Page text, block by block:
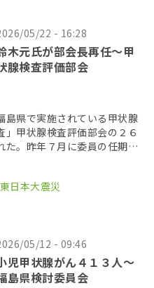
05/22 - 16:28
木元氏が部会長再任〜甲
腺検査評価部会
島県で実施されている甲状腺
甲状腺検査評価部会の２６
た。昨年７月に委員の任期を
開催となり、鈴木元保内 […]
東日本大震災
05/12 - 09:46
児甲状腺がん４１３人〜
島県検討委員会